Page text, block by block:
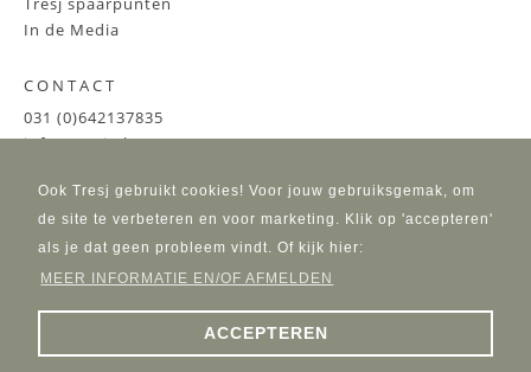
Ook Tresj gebruikt cookies! Voor jouw gebruiksgemak, om
de site te verbeteren en voor marketing. Klik op 'accepteren'
als je dat geen probleem vindt. Of kijk hier:
MEER INFORMATIE EN/OF AFMELDEN
ACCEPTEREN
In de Media
CONTACT
031 (0)642137835
info@tresj.nl
Copyright © 2025 Tresj